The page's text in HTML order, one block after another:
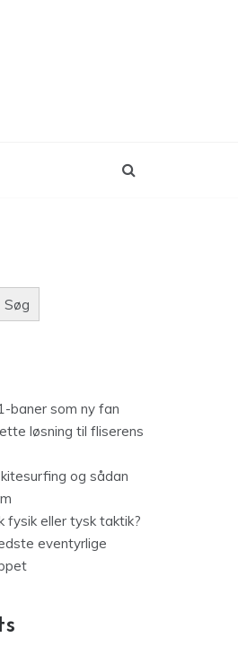
Søg
baner som ny fan
løsning til fliserens
og sådan
fysik eller tysk taktik?
eventyrlige